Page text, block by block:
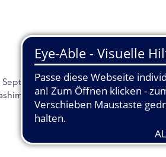
2018 finden
Thyreoiditis – eine häufige